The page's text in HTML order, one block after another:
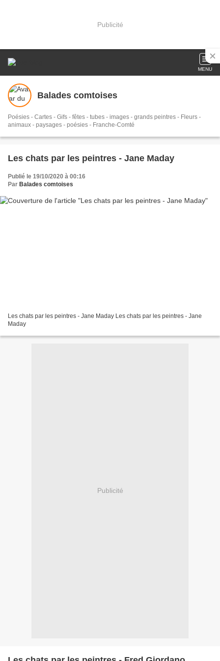
Publicité
MENU
Balades comtoises
Poésies - Cartes - Gifs - fêtes - tubes - images - grands peintres - Fleurs -
animaux - paysages - poésies - Franche-Comté
Les chats par les peintres - Jane Maday
Publié le 19/10/2020 à 00:16
Par Balades comtoises
Les chats par les peintres - Jane Maday Les chats par les peintres - Jane
Maday
Publicité